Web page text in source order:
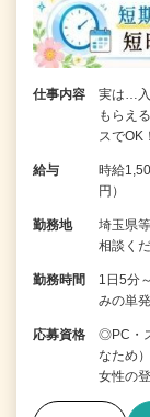
仕事内容
実は…入
もらえ
スでOK
給与
時給
円）
勤務地
埼玉県
相談く
勤務時間
1日5分
みの単
応募資格
◎PC・
なため
女性の